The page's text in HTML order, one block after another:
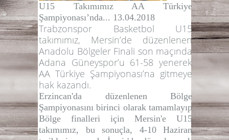
U15 Takımımız AA Türkiye
Şampiyonası’nda... 13.04.2018
Trabzonspor Basketbol U15
takımımız, Mersin’de düzenlenen
Anadolu Bölgeler Finali son maçında
Adana Güneyspor’u 61-58 yenerek
AA Türkiye Şampiyonası’na gitmeye
hak kazandı.
Erzincan'da düzenlenen Bölge
Şampiyonasını birinci olarak tamamlayıp
Bölge finalleri için Mersin'e U15
takımımız, bu sonuçla, 4-10 Haziran